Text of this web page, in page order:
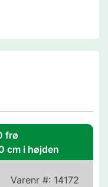
frø
cm i højden
Varenr #: 14172